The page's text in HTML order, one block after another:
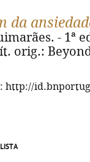
da
- 1ª
orig.:
http://